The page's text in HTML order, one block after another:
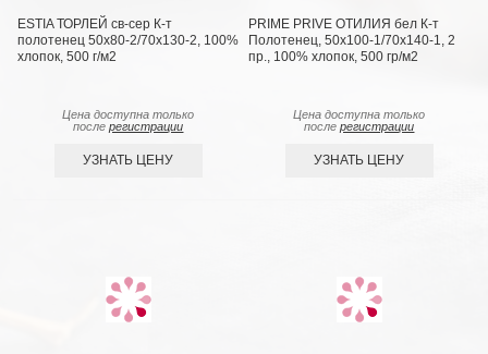
ESTIA ТОРЛЕЙ св-сер К-т
полотенец 50х80-2/70х130-2, 100%
хлопок, 500 г/м2
Цена доступна только
послерегистрации
УЗНАТЬ ЦЕНУ
PRIME PRIVE ОТИЛИЯ бел К-т
Полотенец, 50x100-1/70х140-1, 2
пр., 100% хлопок, 500 гр/м2
Цена доступна только
послерегистрации
УЗНАТЬ ЦЕНУ